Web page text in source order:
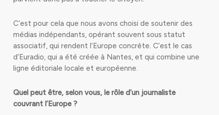
C’est pour cela que nous avons choisi de soutenir des
médias indépendants, opérant souvent sous statut
associatif, qui rendent l’Europe concrète. C’est le cas
d’Euradio, qui a été créée à Nantes, et qui combine une
ligne éditoriale locale et européenne.
Quel peut être, selon vous, le rôle d’un journaliste
couvrant l’Europe ?